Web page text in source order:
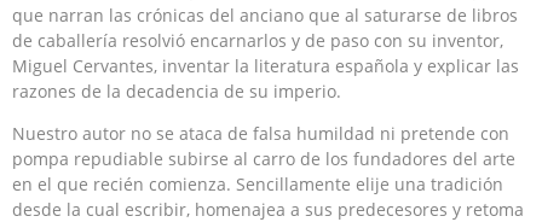
que narran las crónicas del anciano que al saturarse de libros
de caballería resolvió encarnarlos y de paso con su inventor,
Miguel Cervantes, inventar la literatura española y explicar las
razones de la decadencia de su imperio.
Nuestro autor no se ataca de falsa humildad ni pretende con
pompa repudiable subirse al carro de los fundadores del arte
en el que recién comienza. Sencillamente elije una tradición
desde la cual escribir, homenajea a sus predecesores y retoma